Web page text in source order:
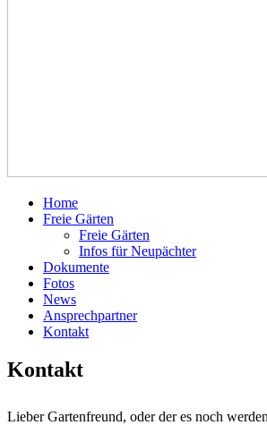
Home
Freie Gärten
Freie Gärten
Infos für Neupächter
Dokumente
Fotos
News
Ansprechpartner
Kontakt
Kontakt
Lieber Gartenfreund, oder der es noch